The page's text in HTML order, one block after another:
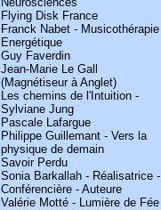
Flying Disk France
Franck Nabet - Musicothérapie
Energétique
Guy Faverdin
Jean-Marie Le Gall
(Magnétiseur à Anglet)
Les chemins de l'Intuition -
Sylviane Jung
Pascale Lafargue
Philippe Guillemant - Vers la
physique de demain
Savoir Perdu
Sonia Barkallah - Réalisatrice -
Conférencière - Auteure
Valérie Motté - Lumière de Fée